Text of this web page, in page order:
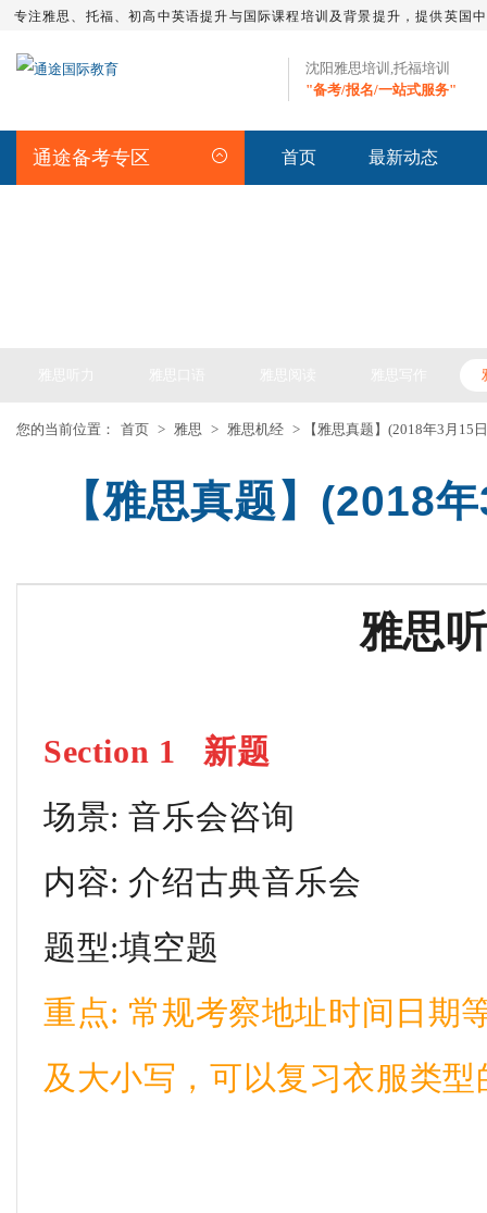
专注雅思、托福、初高中英语提升与国际课程培训及背景提升，提供英国
沈阳雅思培训,托福培训
"备考/报名/一站式服务"
通途备考专区 首页 最新动态
您的当前位置： 首页 > 雅思 > 雅思机经 > 【雅思真题】(2018年3月15
【雅思真题】(2018
雅思
Section 1 新题
场景: 音乐会咨询
内容: 介绍古典音乐会
题型:填空题
重点: 常规考察地址时间日期
及大小写，可以复习衣服类型
托福全程班【美国方向】 SAT基础班